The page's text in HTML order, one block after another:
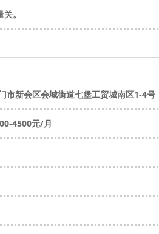
。
市新会区会城街道七堡工贸城南区1-4号
4500元/月